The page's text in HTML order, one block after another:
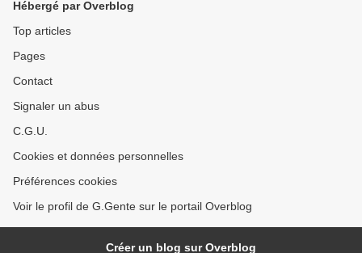
Hébergé par Overblog
Top articles
Pages
Contact
Signaler un abus
C.G.U.
Cookies et données personnelles
Préférences cookies
Voir le profil de G.Gente sur le portail Overblog
Créer un blog sur Overblog